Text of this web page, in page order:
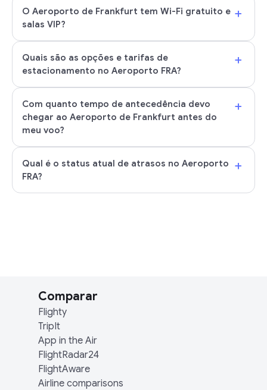
O Aeroporto de Frankfurt tem Wi-Fi gratuito e
salas VIP?
+
Quais são as opções e tarifas de
estacionamento no Aeroporto FRA?
+
Com quanto tempo de antecedência devo
chegar ao Aeroporto de Frankfurt antes do
meu voo?
+
Qual é o status atual de atrasos no Aeroporto
FRA?
+
Comparar
Flighty
TripIt
App in the Air
FlightRadar24
FlightAware
Airline comparisons